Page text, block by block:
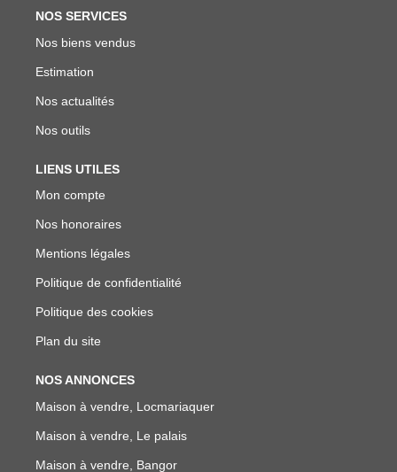
NOS SERVICES
Nos biens vendus
Estimation
Nos actualités
Nos outils
LIENS UTILES
Mon compte
Nos honoraires
Mentions légales
Politique de confidentialité
Politique des cookies
Plan du site
NOS ANNONCES
Maison à vendre, Locmariaquer
Maison à vendre, Le palais
Maison à vendre, Bangor